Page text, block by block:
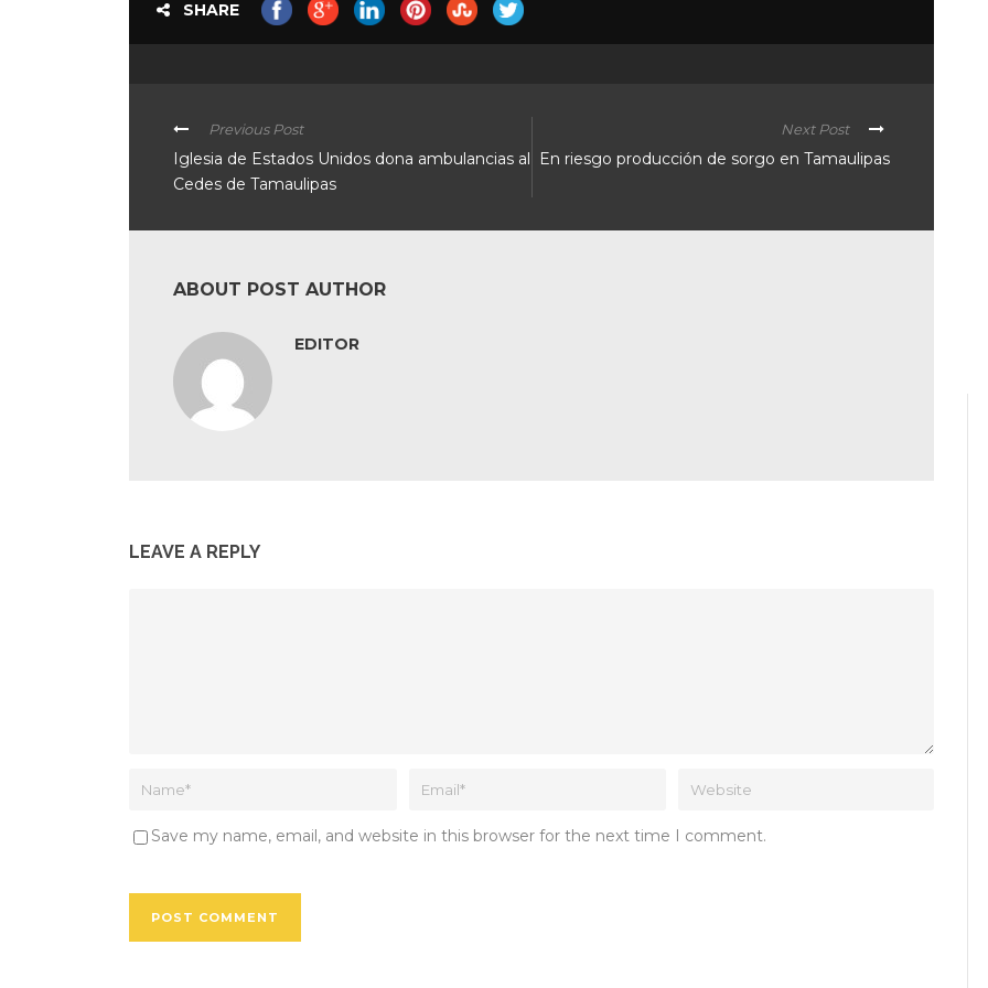
SHARE
Previous Post
Iglesia de Estados Unidos dona ambulancias al
Cedes de Tamaulipas
Next Post
En riesgo producción de sorgo en Tamaulipas
ABOUT POST AUTHOR
EDITOR
LEAVE A REPLY
Save my name, email, and website in this browser for the next time I comment.